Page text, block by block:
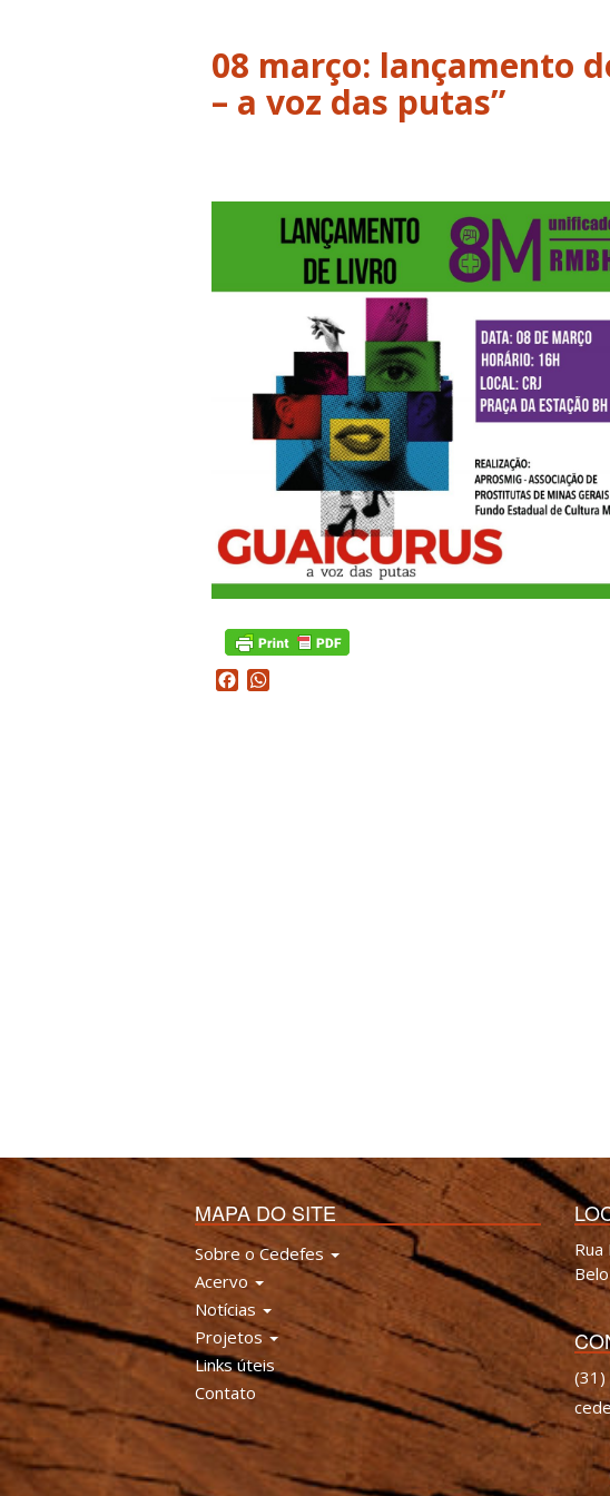
08 março: lançamento
– a voz das putas”
Facebook
MAPA DO SITE
Sobre o Cedefes
Acervo
Notícias
Projetos
Links úteis
Contato